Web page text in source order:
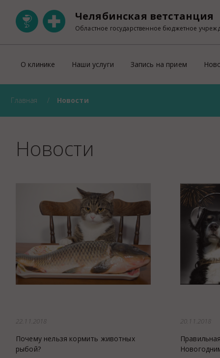
Челябинская ветстанция
Областное государственное бюджетное
О клинике
Ветеринарная клиника на Свердловском
Участковая ветеринарная лечебница
Ветеринарный кабинет на Университетской набережной
Наши услуги
ОНЛАЙН запись на прием
Правила оказания платных
Регистрация домашних животных
Лабораторно-диагностическое
Рентген
Аптека
Видеоэндоскопия
Иммунопрофилактика
Терапевтическое отделение
Чипирование - электронная
Запись на прием
Главная Новости
Новости
22.11.2018
Почему нельзя кормить животных
рыбой?
20.11.2018